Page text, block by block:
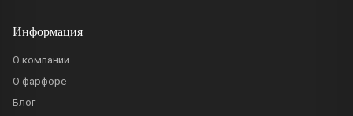
Информация
О компании
О фарфоре
Блог